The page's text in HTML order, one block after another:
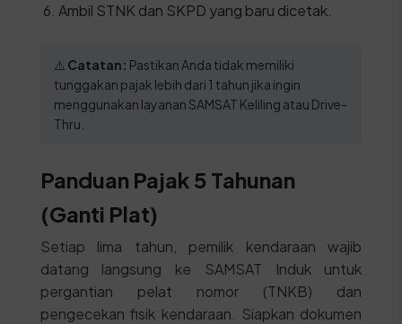
Ambil STNK dan SKPD yang baru dicetak.
⚠️ Catatan: Pastikan Anda tidak memiliki
tunggakan pajak lebih dari 1 tahun jika ingin
menggunakan layanan SAMSAT Keliling atau Drive-
Thru.
Panduan Pajak 5 Tahunan
(Ganti Plat)
Setiap lima tahun, pemilik kendaraan wajib
datang langsung ke SAMSAT Induk untuk
pergantian pelat nomor (TNKB) dan
pengecekan fisik kendaraan. Siapkan dokumen